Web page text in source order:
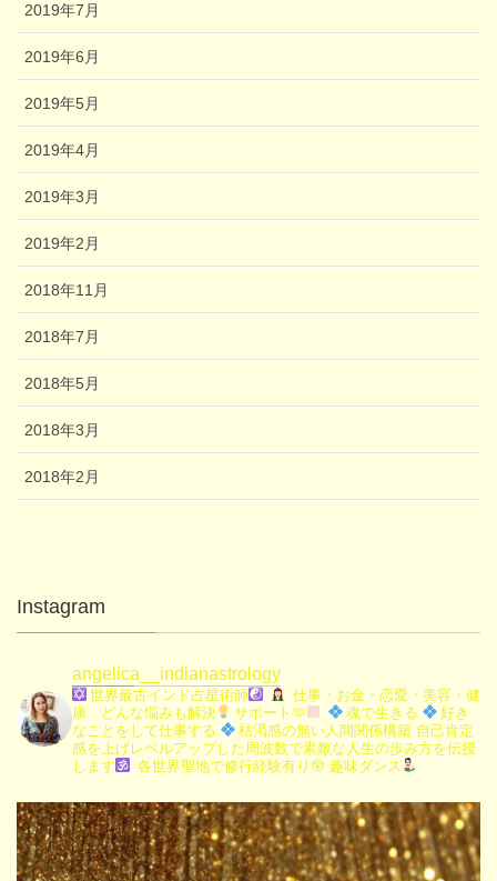
2019年7月
2019年6月
2019年5月
2019年4月
2019年3月
2019年2月
2018年11月
2018年7月
2018年5月
2018年3月
2018年2月
Instagram
angelica__indianastrology
世界最古インド占星術師
仕事・お金・恋愛・美容・健
康 どんな悩みも解決
サポート🫶 魂で生きる
好き
なことをして仕事する
枯渇感の無い人間関係構築 自己肯定
感を上げレベルアップした周波数で素敵な人生の歩み方を伝授
します
各世界聖地で修行経験有り🪬 趣味ダンス